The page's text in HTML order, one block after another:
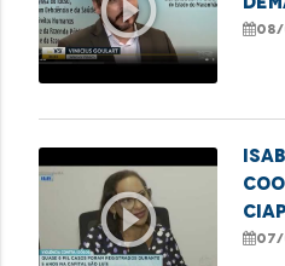
08/
play_circle_outline 07/